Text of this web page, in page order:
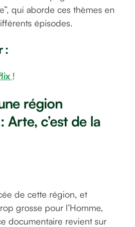
qui aborde ces thèmes en
épisodes.
:
!
région
Arte, c’est de la
de cette région, et
grosse pour l’Homme,
documentaire revient sur